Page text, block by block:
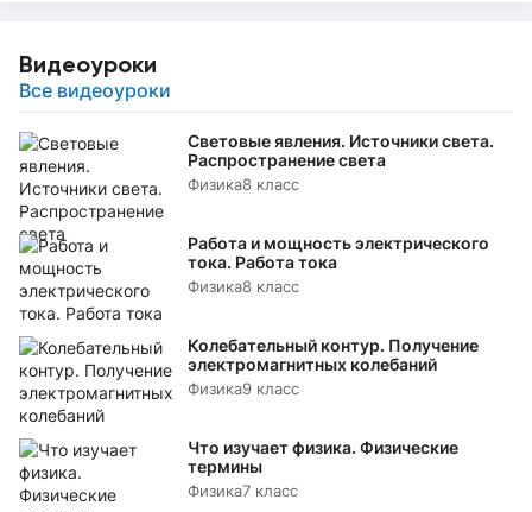
Видеоуроки
Все видеоуроки
Световые явления. Источники света.
Распространение света
Физика8 класс
Работа и мощность электрического
тока. Работа тока
Физика8 класс
Колебательный контур. Получение
электромагнитных колебаний
Физика9 класс
Что изучает физика. Физические
термины
Физика7 класс